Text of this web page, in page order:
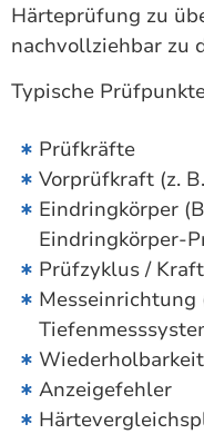
Härteprüfung zu
nachvollziehbar zu
Typische
Prüfkräfte
Vorprüfkraft (z.
Eindringkörper
Eindringkörper-
Prüfzyklus /
Messeinrichtung
Wiederholbarkeit
Anzeigefehler